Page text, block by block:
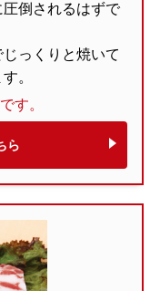
倒されるはずで
っくりと焼いて
。
す。
ら